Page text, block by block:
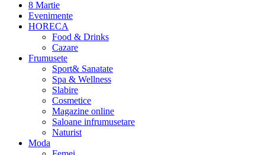
8 Martie
Evenimente
HORECA
Food & Drinks
Cazare
Frumusete
Sport& Sanatate
Spa & Wellness
Slabire
Cosmetice
Magazine online
Saloane infrumusetare
Naturist
Moda